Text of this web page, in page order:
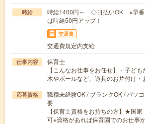
時給
時給1400円～ ◇日払いOK ※早番
は時給50円アップ！
交通費
交通費規定内支給
仕事内容
保育士
【こんなお仕事をお任せ】・子ど
木やボールなど、遊具のお片付け
応募資格
職種未経験OK / ブランクOK / パソ
要
【保育士資格をお持ちの方】★国
可※資格があれば保育園でのお仕事